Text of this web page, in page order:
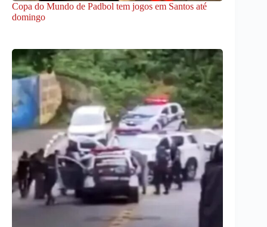
Copa do Mundo de Padbol tem jogos em Santos até
domingo